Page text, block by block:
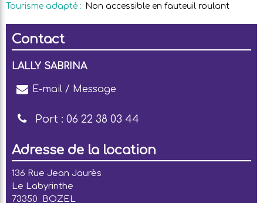
Tourisme adapté : Non accessible en fauteuil roulant
Contact
LALLY SABRINA
E-mail / Message
Port : 06 22 38 03 44
Adresse de la location
136 Rue Jean Jaurès
Le Labyrinthe
73350
BOZEL